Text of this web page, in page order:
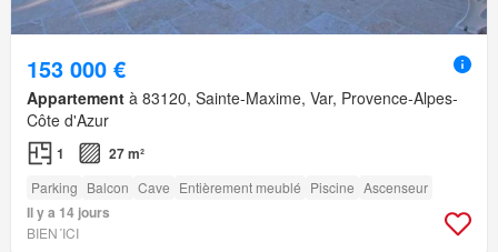
153 000 €
Appartement à 83120, Sainte-Maxime, Var, Provence-Alpes-
Côte d'Azur
1 27 m²
Parking Balcon Cave Entièrement meublé Piscine Ascenseur
Il y a 14 jours
BIEN´ICI